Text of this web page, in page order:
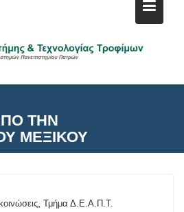
ΤΗΝ
ΜΕΞΙΚΟΥ
, Τμήμα Δ.Ε.Α.Π.Τ.